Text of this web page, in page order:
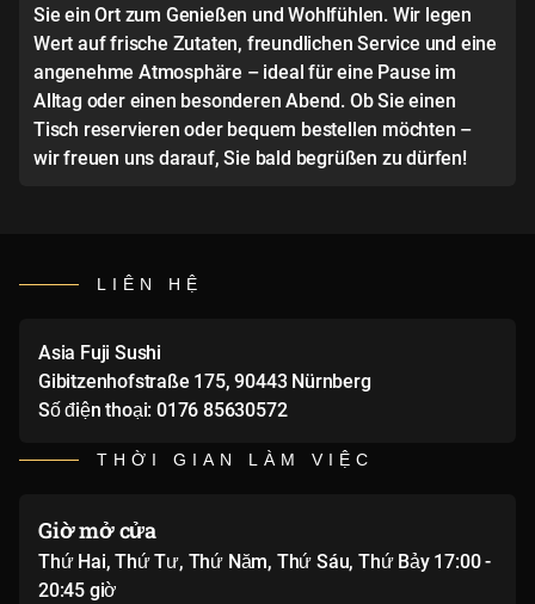
Sie ein Ort zum Genießen und Wohlfühlen. Wir legen
Wert auf frische Zutaten, freundlichen Service und eine
angenehme Atmosphäre – ideal für eine Pause im
Alltag oder einen besonderen Abend. Ob Sie einen
Tisch reservieren oder bequem bestellen möchten –
wir freuen uns darauf, Sie bald begrüßen zu dürfen!
LIÊN HỆ
Asia Fuji Sushi
Gibitzenhofstraße 175, 90443 Nürnberg
Số điện thoại: 0176 85630572
THỜI GIAN LÀM VIỆC
Giờ mở cửa
Thứ Hai, Thứ Tư, Thứ Năm, Thứ Sáu, Thứ Bảy 17:00 -
20:45 giờ